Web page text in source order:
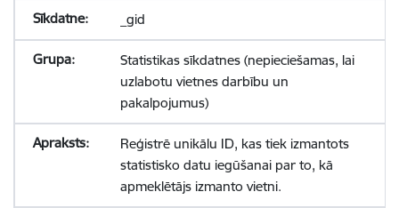
_gid
Statistikas sīkdatnes (nepieciešamas, lai
uzlabotu vietnes darbību un
pakalpojumus)
Reģistrē unikālu ID, kas tiek izmantots
statistisko datu iegūšanai par to, kā
apmeklētājs izmanto vietni.